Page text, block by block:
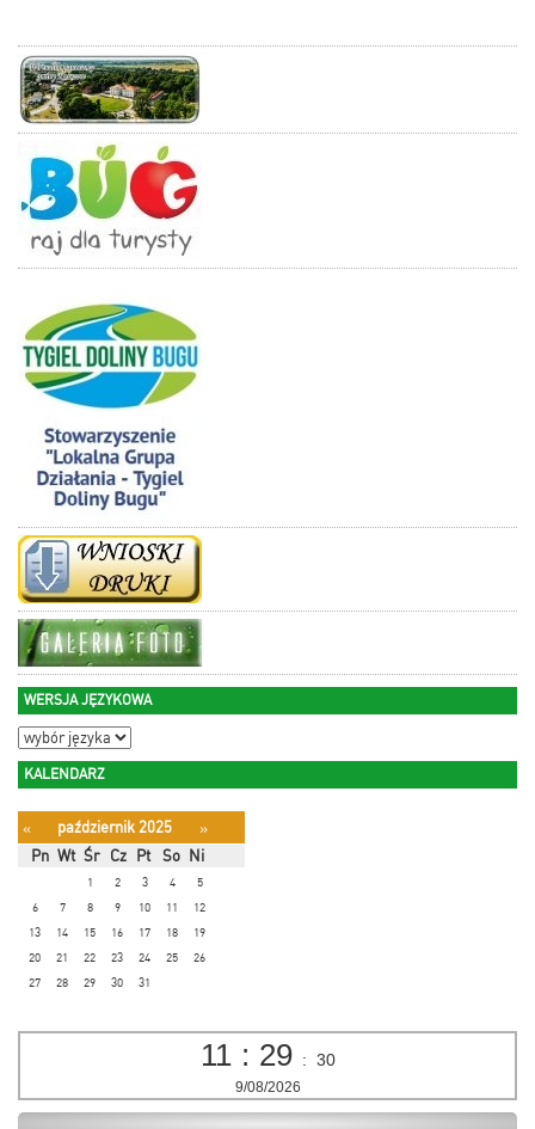
WERSJA JĘZYKOWA
KALENDARZ
« październik 2025
»
Pn Wt Śr Cz Pt So Ni
1 2 3 4
5
6
7 8 9 10 11
12
13
14 15 16 17 18
19
20
21 22 23 24 25
26
27
28 29 30 31
11 : 29 : 31
9/08/2026